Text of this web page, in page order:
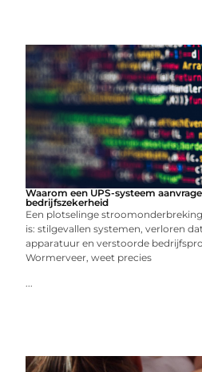
Waarom een UPS-systeem
bedrijfszekerheid
Een plotselinge
is: stilgevallen systemen, verloren
apparatuur en verstoorde
Wormerveer, weet precies
...